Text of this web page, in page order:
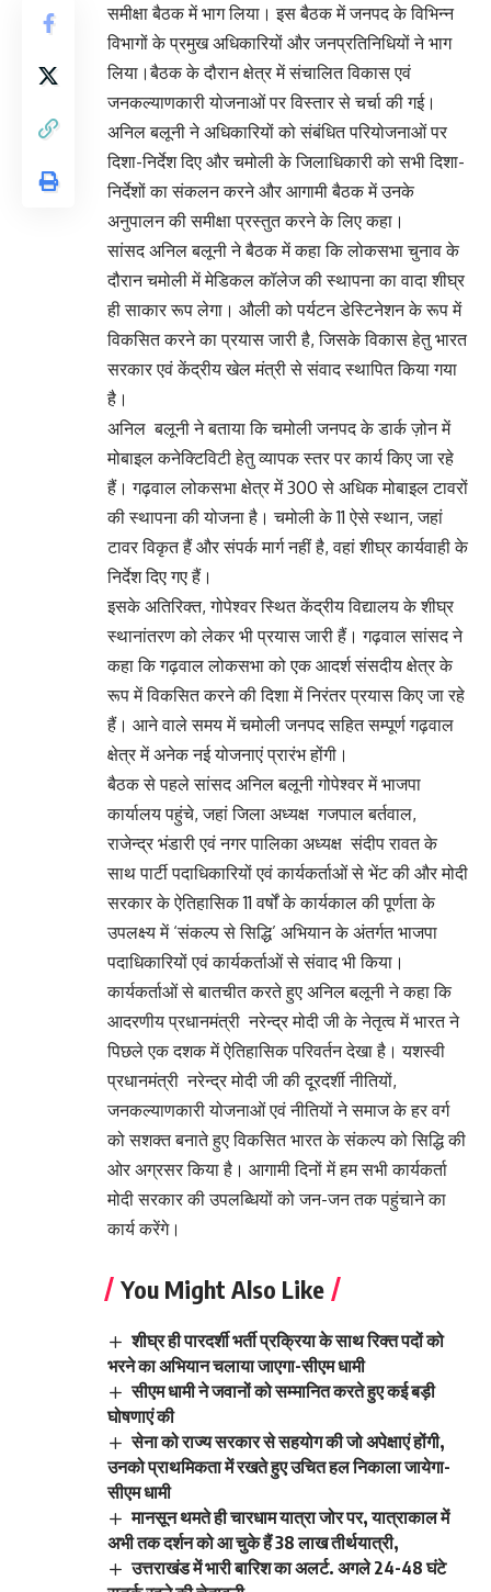
समीक्षा बैठक में भाग लिया। इस बैठक में जनपद के विभिन्न
विभागों के प्रमुख अधिकारियों और जनप्रतिनिधियों ने भाग
लिया।बैठक के दौरान क्षेत्र में संचालित विकास एवं
जनकल्याणकारी योजनाओं पर विस्तार से चर्चा की गई।
अनिल बलूनी ने अधिकारियों को संबंधित परियोजनाओं पर
दिशा-निर्देश दिए और चमोली के जिलाधिकारी को सभी दिशा-
निर्देशों का संकलन करने और आगामी बैठक में उनके
अनुपालन की समीक्षा प्रस्तुत करने के लिए कहा।
सांसद अनिल बलूनी ने बैठक में कहा कि लोकसभा चुनाव के
दौरान चमोली में मेडिकल कॉलेज की स्थापना का वादा शीघ्र
ही साकार रूप लेगा। औली को पर्यटन डेस्टिनेशन के रूप में
विकसित करने का प्रयास जारी है, जिसके विकास हेतु भारत
सरकार एवं केंद्रीय खेल मंत्री से संवाद स्थापित किया गया
है।
अनिल बलूनी ने बताया कि चमोली जनपद के डार्क ज़ोन में
मोबाइल कनेक्टिविटी हेतु व्यापक स्तर पर कार्य किए जा रहे
हैं। गढ़वाल लोकसभा क्षेत्र में 300 से अधिक मोबाइल टावरों
की स्थापना की योजना है। चमोली के 11 ऐसे स्थान, जहां
टावर विकृत हैं और संपर्क मार्ग नहीं है, वहां शीघ्र कार्यवाही के
निर्देश दिए गए हैं।
इसके अतिरिक्त, गोपेश्वर स्थित केंद्रीय विद्यालय के शीघ्र
स्थानांतरण को लेकर भी प्रयास जारी हैं। गढ़वाल सांसद ने
कहा कि गढ़वाल लोकसभा को एक आदर्श संसदीय क्षेत्र के
रूप में विकसित करने की दिशा में निरंतर प्रयास किए जा रहे
हैं। आने वाले समय में चमोली जनपद सहित सम्पूर्ण गढ़वाल
क्षेत्र में अनेक नई योजनाएं प्रारंभ होंगी।
बैठक से पहले सांसद अनिल बलूनी गोपेश्वर में भाजपा
कार्यालय पहुंचे, जहां जिला अध्यक्ष गजपाल बर्तवाल,
राजेन्द्र भंडारी एवं नगर पालिका अध्यक्ष संदीप रावत के
साथ पार्टी पदाधिकारियों एवं कार्यकर्ताओं से भेंट की और मोदी
सरकार के ऐतिहासिक 11 वर्षों के कार्यकाल की पूर्णता के
उपलक्ष्य में ‘संकल्प से सिद्धि’ अभियान के अंतर्गत भाजपा
पदाधिकारियों एवं कार्यकर्ताओं से संवाद भी किया।
कार्यकर्ताओं से बातचीत करते हुए अनिल बलूनी ने कहा कि
आदरणीय प्रधानमंत्री नरेन्द्र मोदी जी के नेतृत्व में भारत ने
पिछले एक दशक में ऐतिहासिक परिवर्तन देखा है। यशस्वी
प्रधानमंत्री नरेन्द्र मोदी जी की दूरदर्शी नीतियों,
जनकल्याणकारी योजनाओं एवं नीतियों ने समाज के हर वर्ग
को सशक्त बनाते हुए विकसित भारत के संकल्प को सिद्धि की
ओर अग्रसर किया है। आगामी दिनों में हम सभी कार्यकर्ता
मोदी सरकार की उपलब्धियों को जन-जन तक पहुंचाने का
कार्य करेंगे।
You Might Also Like
शीघ्र ही पारदर्शी भर्ती प्रक्रिया के साथ रिक्त पदों को
भरने का अभियान चलाया जाएगा-सीएम धामी
सीएम धामी ने जवानों को सम्मानित करते हुए कई बड़ी
घोषणाएं की
सेना को राज्य सरकार से सहयोग की जो अपेक्षाएं होंगी,
उनको प्राथमिकता में रखते हुए उचित हल निकाला जायेगा-
सीएम धामी
मानसून थमते ही चारधाम यात्रा जोर पर, यात्राकाल में
अभी तक दर्शन को आ चुके हैं 38 लाख तीर्थयात्री,
उत्तराखंड में भारी बारिश का अलर्ट. अगले 24-48 घंटे